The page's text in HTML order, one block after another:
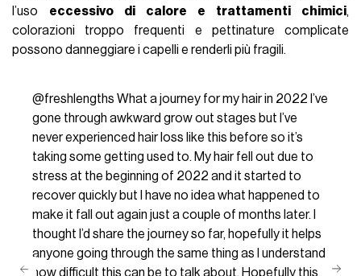
l’uso eccessivo di calore e trattamenti chimici,
colorazioni troppo frequenti e pettinature complicate
possono danneggiare i capelli e renderli più fragili.
@freshlengths What a journey for my hair in 2022 I’ve
gone through awkward grow out stages but I’ve
never experienced hair loss like this before so it’s
taking some getting used to. My hair fell out due to
stress at the beginning of 2022 and it started to
recover quickly but I have no idea what happened to
make it fall out again just a couple of months later. I
thought I’d share the journey so far, hopefully it helps
anyone going through the same thing as I understand
how difficult this can be to talk about. Hopefully this